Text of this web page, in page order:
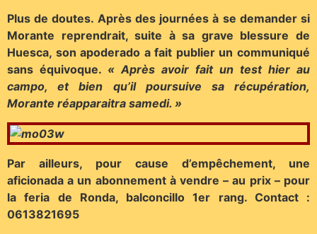
Plus de doutes. Après des journées à se demander si
Morante reprendrait, suite à sa grave blessure de
Huesca, son apoderado a fait publier un communiqué
sans équivoque. « Après avoir fait un test hier au
campo, et bien qu’il poursuive sa récupération,
Morante réapparaitra samedi. »
Par ailleurs, pour cause d’empêchement, une
aficionada a un abonnement à vendre – au prix – pour
la feria de Ronda, balconcillo 1er rang. Contact :
0613821695